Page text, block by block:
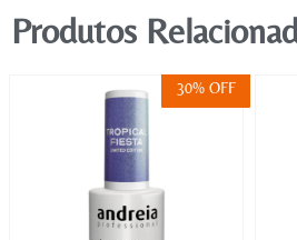
Produtos
30% OFF